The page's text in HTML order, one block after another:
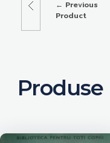
Previous
Product
Produse